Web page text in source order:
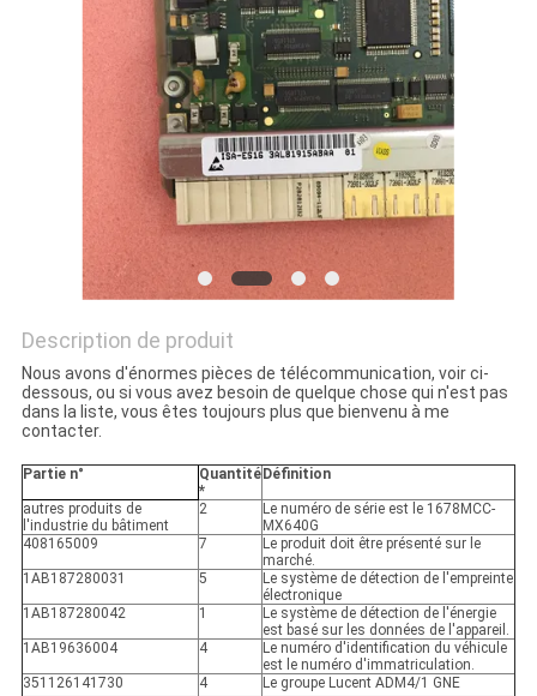
AFFAIRES
SITEMAP
POLITIQUE
CONFIDENTIALITÉ
Description de produit
Nous avons d'énormes pièces de télécommunication, voir ci-
dessous, ou si vous avez besoin de quelque chose qui n'est pas
dans la liste, vous êtes toujours plus que bienvenu à me
contacter.
Partie n°
Quantité
*
Définition
autres produits de
l'industrie du bâtiment
2
Le numéro de série est le 1678MCC-
MX640G
408165009
7
Le produit doit être présenté sur le
marché.
1AB187280031
5
Le système de détection de l'empreinte
électronique
1AB187280042
1
Le système de détection de l'énergie
est basé sur les données de l'appareil.
1AB19636004
4
Le numéro d'identification du véhicule
est le numéro d'immatriculation.
351126141730
4
Le groupe Lucent ADM4/1 GNE